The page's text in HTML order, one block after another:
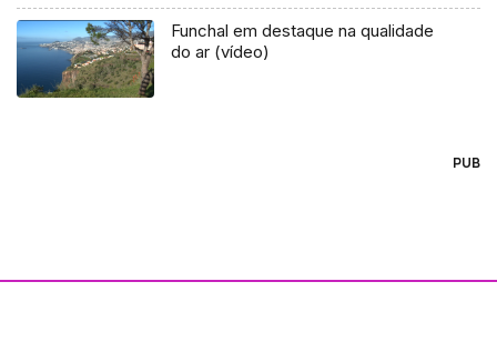
Funchal em destaque na qualidade
do ar (vídeo)
PUB